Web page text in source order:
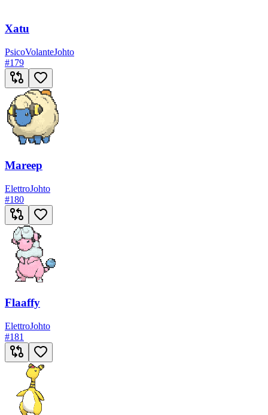
Xatu
PsicoVolanteJohto
#179
Mareep
ElettroJohto
#180
Flaaffy
ElettroJohto
#181